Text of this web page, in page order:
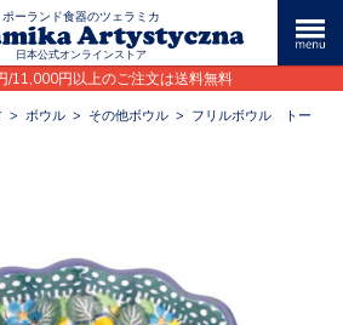
ポーランド食器のツェラミカ
日本公式オンラインストア
/11,000円以上のご注文は送料無料
> ボウル > その他ボウル > フリルボウル トー